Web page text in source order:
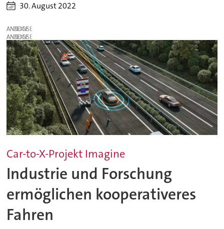
30. August 2022
ANZEIGE
ANZEIGE
Car-to-X-Projekt Imagine
Industrie und Forschung
ermöglichen kooperativeres
Fahren